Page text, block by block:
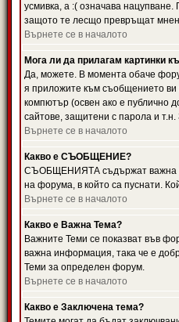
усмивка, а :( означава
защото те лесщо превръщат
Върнете се в началото
Мога ли да прилагам картинки
Да, можете. В момента обаче
я приложите към съобщението
компютър (освен ако е публично
сайтове, защитени с парола и
Върнете се в началото
Какво е СЪОБЩЕНИЕ?
СЪОБЩЕНИЯТА съдържат важна
на форума, в който са пуснати.
Върнете се в началото
Какво е Важна Тема?
Важните Теми се показват във
важна информация, така че е
Теми за определен форум.
Върнете се в началото
Какво е Заключена тема?